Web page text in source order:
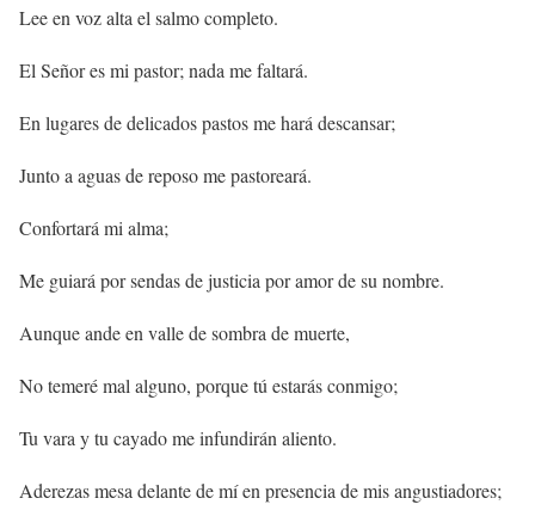
Lee en voz alta el salmo completo.
El Señor es mi pastor; nada me faltará.
En lugares de delicados pastos me hará descansar;
Junto a aguas de reposo me pastoreará.
Confortará mi alma;
Me guiará por sendas de justicia por amor de su nombre.
Aunque ande en valle de sombra de muerte,
No temeré mal alguno, porque tú estarás conmigo;
Tu vara y tu cayado me infundirán aliento.
Aderezas mesa delante de mí en presencia de mis angustiadores;